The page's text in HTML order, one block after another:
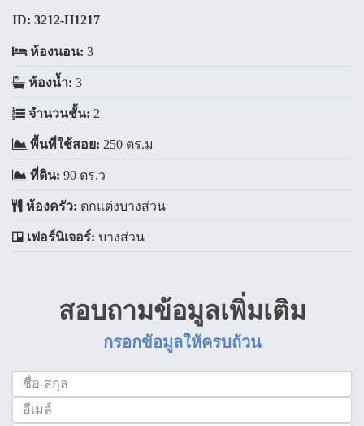
ID: 3212-H1217
ห้องนอน: 3
ห้องน้ำ: 3
จำนวนชั้น: 2
พื้นที่ใช้สอย: 250 ตร.ม
ที่ดิน: 90 ตร.ว
ห้องครัว: ตกแต่งบางส่วน
เฟอร์นิเจอร์: บางส่วน
สอบถามข้อมูลเพิ่มเติม
กรอกข้อมูลให้ครบถ้วน